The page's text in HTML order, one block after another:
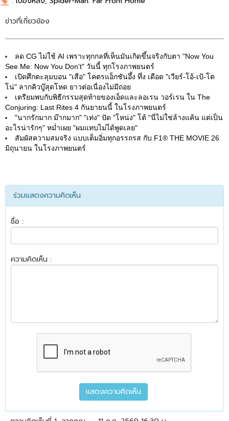
ข่าวที่เกี่ยวข้อง
ลด CG ไม่ใช้ AI เพราะทุกกลที่เห็นมันเกิดขึ้นจริงกับตา "Now You
See Me: Now You Don’t" วันนี้ ทุกโรงภาพยนตร์
เปิดศึกตะลุมบอน "เสือ" โคตรแอ็กชันอึ้ง ทึ่ง เดือด "เวียร์-โอ้-เป้-โต
โน่" ลากคิวบู๊สุดโหด ยาวต่อเนื่องไม่มีถอย
เตรียมพบกับพิธีกรรมสุดท้ายของเอ็ดและลอเรน วอร์เรน ใน The
Conjuring: Last Rites 4 กันยายนนี้ ในโรงภาพยนตร์
"นากรักมาก ม๊ากมาก" "เท่ง" ปัด "โหน่ง" โต้ "นี่ไม่ใช่ล้างแค้น แต่เป็น
อะไรน่ารักๆ" หม่ำเผย "ผมแทบไม่ได้พูดเลย"
สัมผัสความสมจริง แบบเต็มอิ่มทุกอรรถรส กับ F1® THE MOVIE 26
มิถุนายน ในโรงภาพยนตร์
ร่วมแสดงความคิดเห็น
ชื่อ :
ความคิดเห็น :